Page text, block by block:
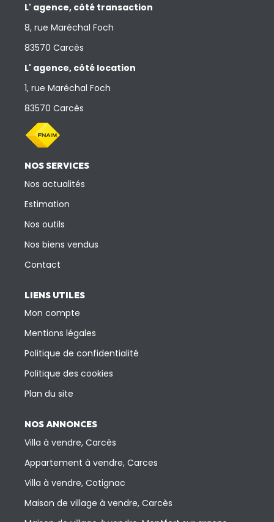
L' agence, côté transaction
8, rue Maréchal Foch
83570 Carcès
L' agence, côté location
1, rue Maréchal Foch
83570 Carcès
NOS SERVICES
Nos actualités
Estimation
Nos outils
Nos biens vendus
Contact
LIENS UTILES
Mon compte
Mentions légales
Politique de confidentialité
Politique des cookies
Plan du site
NOS ANNONCES
Villa à vendre, Carcès
Appartement à vendre, Carces
Villa à vendre, Cotignac
Maison de village à vendre, Carcès